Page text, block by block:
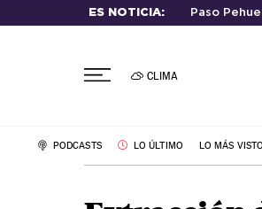
ES NOTICIA: Paso
CLIMA
PODCASTS LO ÚLTIMO LO MÁS VISTO